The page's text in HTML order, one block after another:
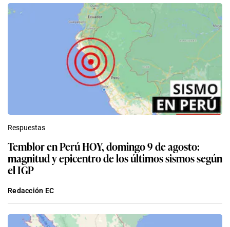
Respuestas
Temblor en Perú HOY, domingo 9 de agosto:
magnitud y epicentro de los últimos sismos según
el IGP
Redacción EC